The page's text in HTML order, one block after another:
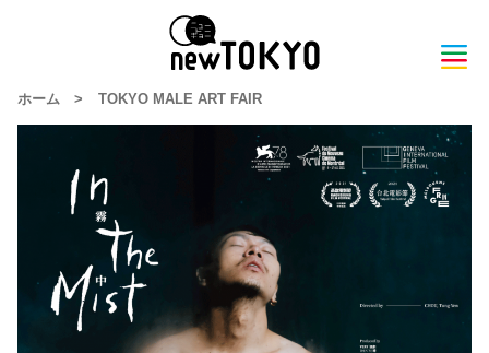
ホーム > TOKYO MALE ART FAIR